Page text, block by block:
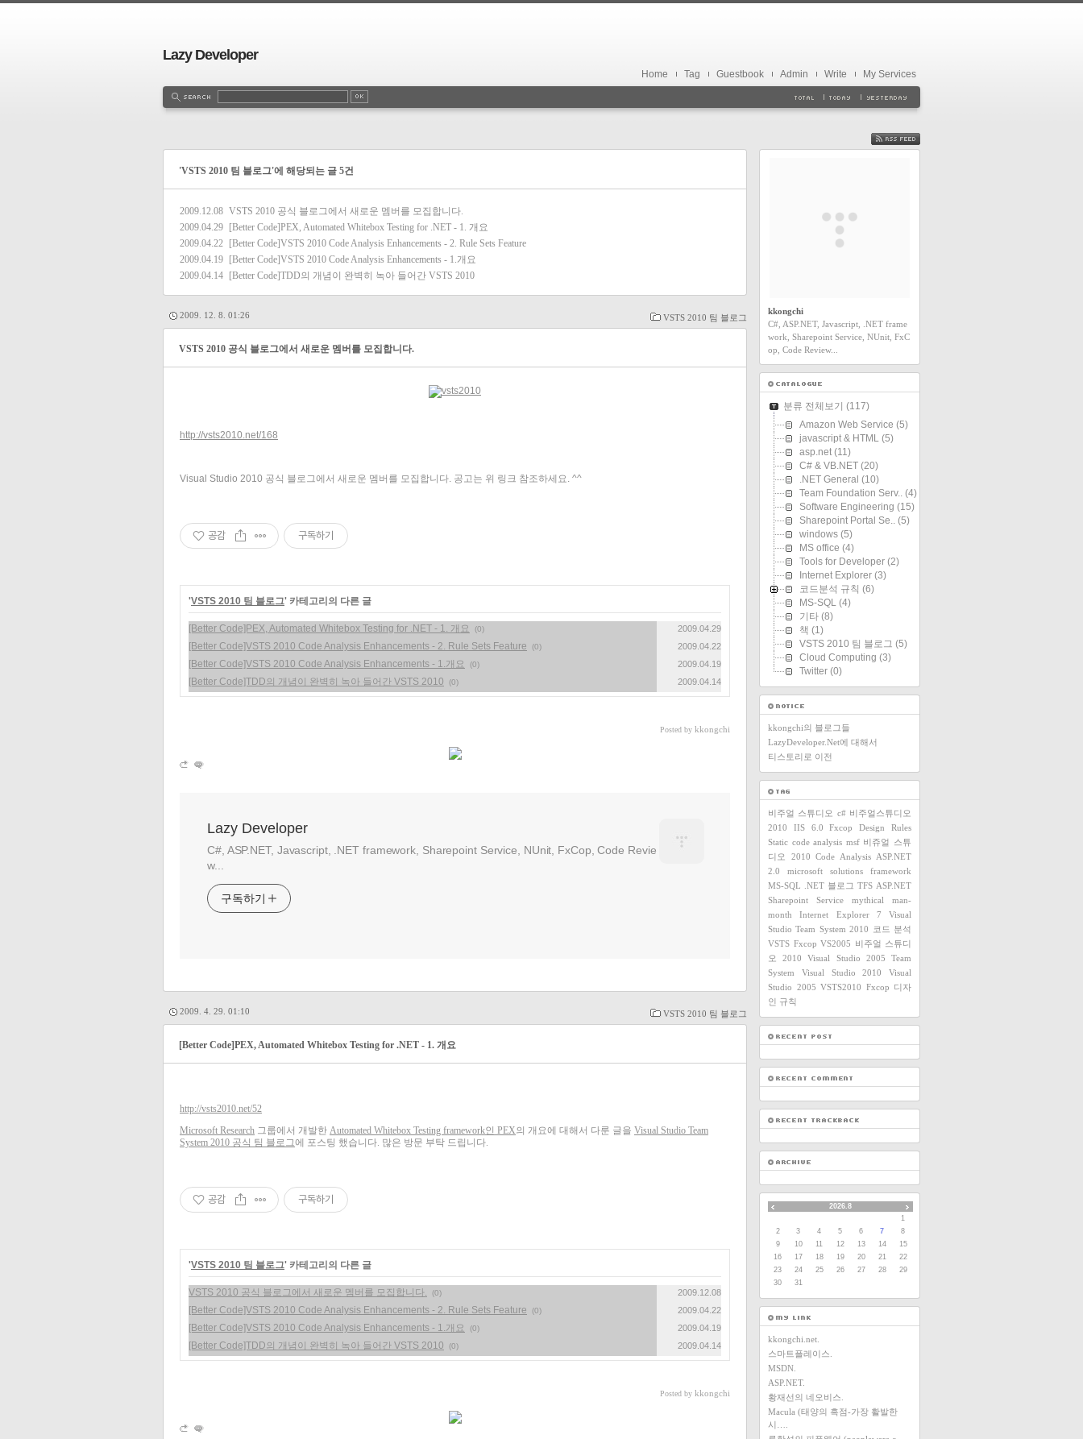
Lazy Developer
Home Tag Guestbook Admin Write My Services
'VSTS 2010 팀 블로그'에 해당되는 글 5건
2009.12.08 VSTS 2010 공식 블로그에서 새로운 멤버를 모집합니다.
2009.04.29
[Better Code]PEX, Automated Whitebox Testing for .NET - 1. 개요
2009.04.22
[Better Code]VSTS 2010 Code Analysis Enhancements - 2. Rule Sets Feature
2009.04.19
[Better Code]VSTS 2010 Code Analysis Enhancements - 1.개요
2009.04.14
[Better Code]TDD의 개념이 완벽히 녹아 들어간 VSTS 2010
VSTS 2010 팀 블로그
2009. 12. 8. 01:26
VSTS 2010 공식 블로그에서 새로운 멤버를 모집합니다.
http://vsts2010.net/168
Visual Studio 2010 공식 블로그에서 새로운 멤버를 모집합니다. 공고는 위 링크 참조하세요. ^^
공감 구독하기
'VSTS 2010 팀 블로그' 카테고리의 다른 글
[Better Code]PEX, Automated Whitebox Testing for .NET - 1. 개요 (0) 2009.04.29
[Better Code]VSTS 2010 Code Analysis Enhancements - 2. Rule Sets Feature (0) 2009.04.22
[Better Code]VSTS 2010 Code Analysis Enhancements - 1.개요 (0) 2009.04.19
[Better Code]TDD의 개념이 완벽히 녹아 들어간 VSTS 2010 (0) 2009.04.14
Posted by kkongchi
Lazy Developer
C#, ASP.NET, Javascript, .NET framework, Sharepoint Service, NUnit, FxCop, Code Revie
w...
구독하기
VSTS 2010 팀 블로그
2009. 4. 29. 01:10
[Better Code]PEX, Automated Whitebox Testing for .NET - 1. 개요
http://vsts2010.net/52
Microsoft Research 그룹에서 개발한 Automated Whitebox Testing framework인 PEX의 개요에 대해서 다룬 글을 Visual Studio Team
System 2010 공식 팀 블로그에 포스팅 했습니다. 많은 방문 부탁 드립니다.
공감 구독하기
'VSTS 2010 팀 블로그' 카테고리의 다른 글
VSTS 2010 공식 블로그에서 새로운 멤버를 모집합니다. (0) 2009.12.08
[Better Code]VSTS 2010 Code Analysis Enhancements - 2. Rule Sets Feature (0) 2009.04.22
[Better Code]VSTS 2010 Code Analysis Enhancements - 1.개요 (0) 2009.04.19
[Better Code]TDD의 개념이 완벽히 녹아 들어간 VSTS 2010 (0) 2009.04.14
Posted by kkongchi
FEED
kkongchi
C#, ASP.NET, Javascript, .NET frame
work, Sharepoint Service, NUnit, FxC
op, Code Review...
분류 전체보기 (117)
Amazon Web Service (5)
javascript & HTML (5)
asp.net (11)
C# & VB.NET (20)
.NET General (10)
Team Foundation Serv.. (4)
Software Engineering (15)
Sharepoint Portal Se.. (5)
windows (5)
MS office (4)
Tools for Developer (2)
Internet Explorer (3)
코드분석 규칙 (6)
MS-SQL (4)
기타 (8)
책 (1)
VSTS 2010 팀 블로그 (5)
Cloud Computing (3)
Twitter (0)
kkongchi의 블로그들
LazyDeveloper.Net에 대해서
티스토리로 이전
비주얼 스튜디오 c# 비주얼스튜디오
2010
IIS 6.0
Fxcop Design Rules
Static code analysis msf 비쥬얼 스튜
디오 2010 Code Analysis
ASP.NET
2.0
microsoft solutions framework
MS-SQL
.NET 블로그 TFS ASP.NET
Sharepoint Service
mythical man-
month
Internet Explorer 7
Visual
Studio Team System 2010
코드 분석
VSTS Fxcop VS2005 비주얼 스튜디
오 2010
Visual Studio 2005 Team
System
Visual Studio 2010
Visual
Studio 2005 VSTS2010 Fxcop 디자
인 규칙
2026.8
1
2
3 4 5 6 7
8
9
10 11 12 13 14
15
16
17 18 19 20 21
22
23
24 25 26 27 28
29
30
31
kkongchi.net.
스마트플레이스.
MSDN.
ASP.NET.
황재선의 네오비스.
Macula (태양의 흑점-가장 활발한
시….